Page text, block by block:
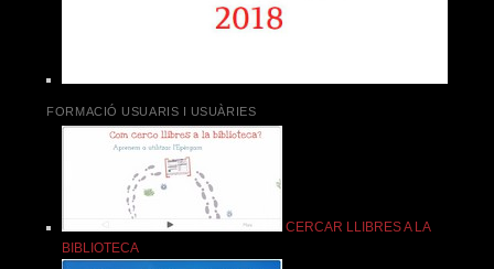
FORMACIÓ USUARIS I USUÀRIES
CERCAR LLIBRES A LA
BIBLIOTECA